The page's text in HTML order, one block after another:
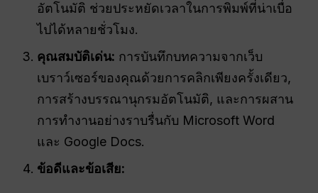
อัตโนมัติ ช่วยประหยัดเวลาในการพิมพ์ที่น่าเบื่อ
ไปได้หลายชั่วโมง.
คุณสมบัติเด่น: การบันทึกบทความจากเว็บ
เบราว์เซอร์ของคุณด้วยการคลิกเพียงครั้งเดียว,
การสร้างบรรณานุกรมอัตโนมัติ, และการผสาน
การทำงานอย่างราบรื่นกับ Microsoft Word
และ Google Docs.
ข้อดีและข้อเสีย: